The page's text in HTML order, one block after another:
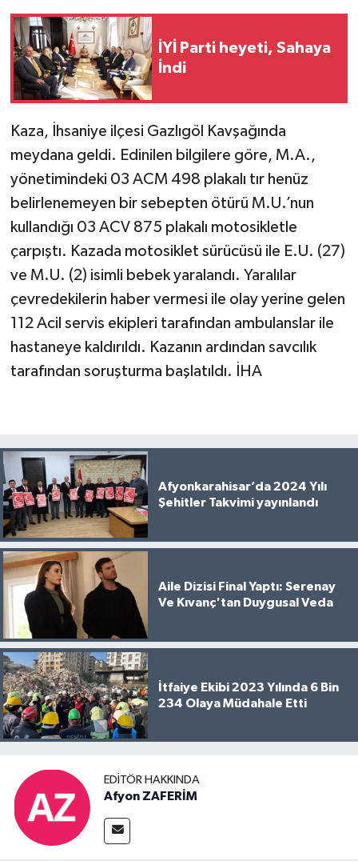
İYİ Parti heyeti, Sahaya
İndi
Kaza, İhsaniye ilçesi Gazlıgöl Kavşağında
meydana geldi. Edinilen bilgilere göre, M.A.,
yönetimindeki 03 ACM 498 plakalı tır henüz
belirlenemeyen bir sebepten ötürü M.U.’nun
kullandığı 03 ACV 875 plakalı motosikletle
çarpıştı. Kazada motosiklet sürücüsü ile E.U. (27)
ve M.U. (2) isimli bebek yaralandı. Yaralılar
çevredekilerin haber vermesi ile olay yerine gelen
112 Acil servis ekipleri tarafından ambulanslar ile
hastaneye kaldırıldı. Kazanın ardından savcılık
tarafından soruşturma başlatıldı. İHA
Afyonkarahisar’da 2024 Yılı
Şehitler Takvimi yayınlandı
Aile Dizisi Final Yaptı: Serenay
Ve Kıvanç'tan Duygusal Veda
İtfaiye Ekibi 2023 Yılında 6 Bin
234 Olaya Müdahale Etti
EDITÖR HAKKINDA
Afyon ZAFERİM